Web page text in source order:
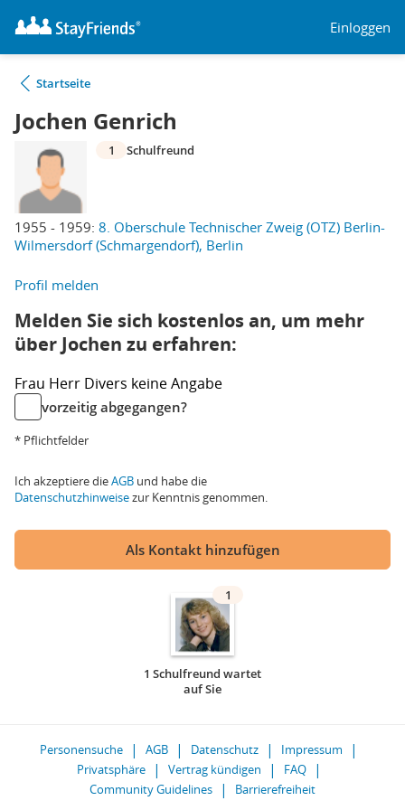
Einloggen
Startseite
Jochen Genrich
1955 - 1959: 8. Oberschule Technischer Zweig (OTZ) Berlin-
Wilmersdorf (Schmargendorf), Berlin
1 Schulfreund
Profil melden
Melden Sie sich kostenlos an, um mehr
über Jochen zu erfahren:
Frau Herr Divers keine Angabe
vorzeitig abgegangen?
* Pflichtfelder
Ich akzeptiere dieAGB und habe die
Datenschutzhinweisezur Kenntnis genommen.
Als Kontakt hinzufügen
1
1 Schulfreund wartet
auf Sie
Personensuche AGB Datenschutz
Impressum
Privatsphäre
Vertrag kündigen
FAQ
Community Guidelines
Barrierefreiheit